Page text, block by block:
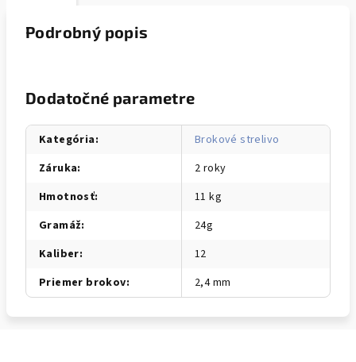
Podrobný popis
Dodatočné parametre
Kategória:
Brokové strelivo
Záruka:
2 roky
Hmotnosť:
11 kg
Gramáž:
24g
Kaliber:
12
Priemer brokov: 2,4 mm